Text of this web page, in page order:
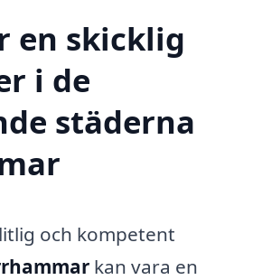
en skicklig
i de
städerna
och kompetent
kan vara en